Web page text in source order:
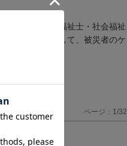
保育士。介護福祉士・社会福祉
祉チーム）として、被災者のケ
ページ：1/32